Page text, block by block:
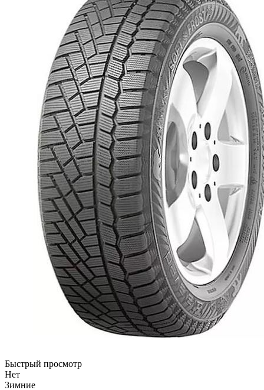
Быстрый просмотр
Нет
Зимние